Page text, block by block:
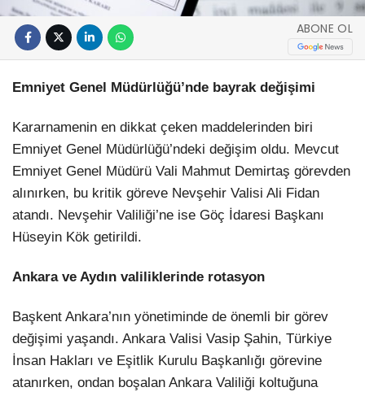
ABONE OL
Emniyet Genel Müdürlüğü’nde bayrak değişimi
Kararnamenin en dikkat çeken maddelerinden biri
Emniyet Genel Müdürlüğü’ndeki değişim oldu. Mevcut
Emniyet Genel Müdürü Vali Mahmut Demirtaş görevden
alınırken, bu kritik göreve Nevşehir Valisi Ali Fidan
atandı. Nevşehir Valiliği’ne ise Göç İdaresi Başkanı
Hüseyin Kök getirildi.
Ankara ve Aydın valiliklerinde rotasyon
Başkent Ankara’nın yönetiminde de önemli bir görev
değişimi yaşandı. Ankara Valisi Vasip Şahin, Türkiye
İnsan Hakları ve Eşitlik Kurulu Başkanlığı görevine
atanırken, ondan boşalan Ankara Valiliği koltuğuna